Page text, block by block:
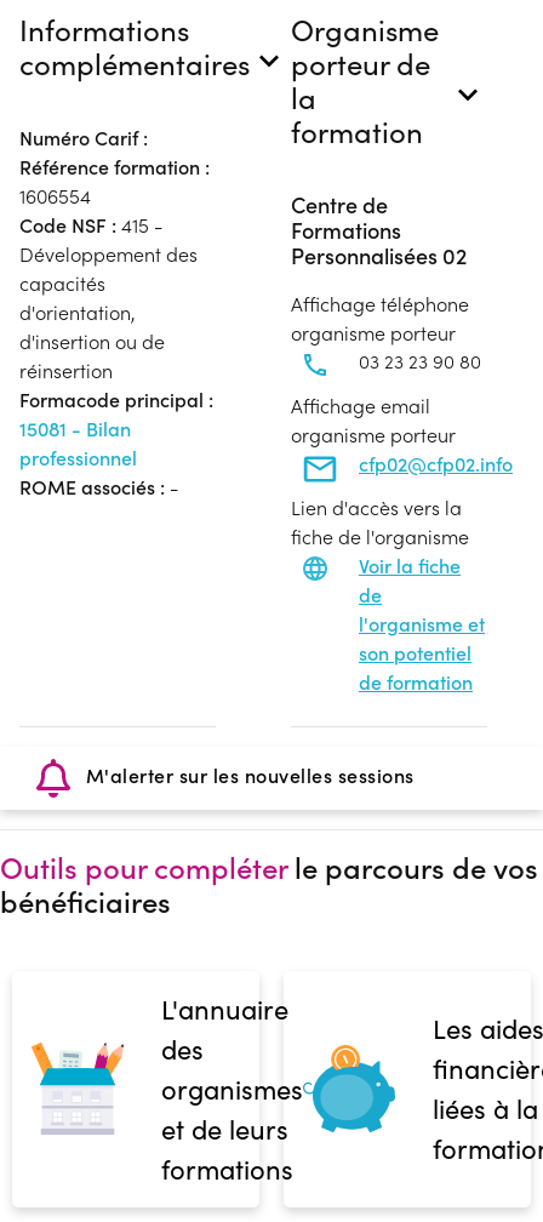
Informations
complémentaires
Numéro Carif :
Référence formation :
1606554
Code NSF : 415 -
Développement des
capacités
d'orientation,
d'insertion ou de
réinsertion
Formacode principal :
15081 - Bilan
professionnel
ROME associés : -
Organisme
porteur de
la
formation
Centre de
Formations
Personnalisées 02
Affichage téléphone
organisme porteur
03 23 23 90 80
Affichage email
organisme porteur
cfp02@cfp02.info
Lien d'accès vers la
fiche de l'organisme
Voir la fiche
de
l'organisme et
son potentiel
de formation
M'alerter sur les nouvelles sessions
Outils pour compléterle parcours de vos
bénéficiaires
L'annuaire
des
organismes
et de leurs
formations
Les aides
liées à la